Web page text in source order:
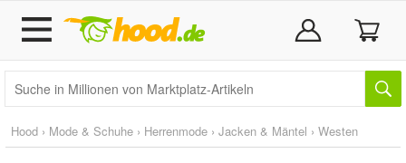
Hood › Mode & Schuhe › Herrenmode › Jacken & Mäntel › Westen